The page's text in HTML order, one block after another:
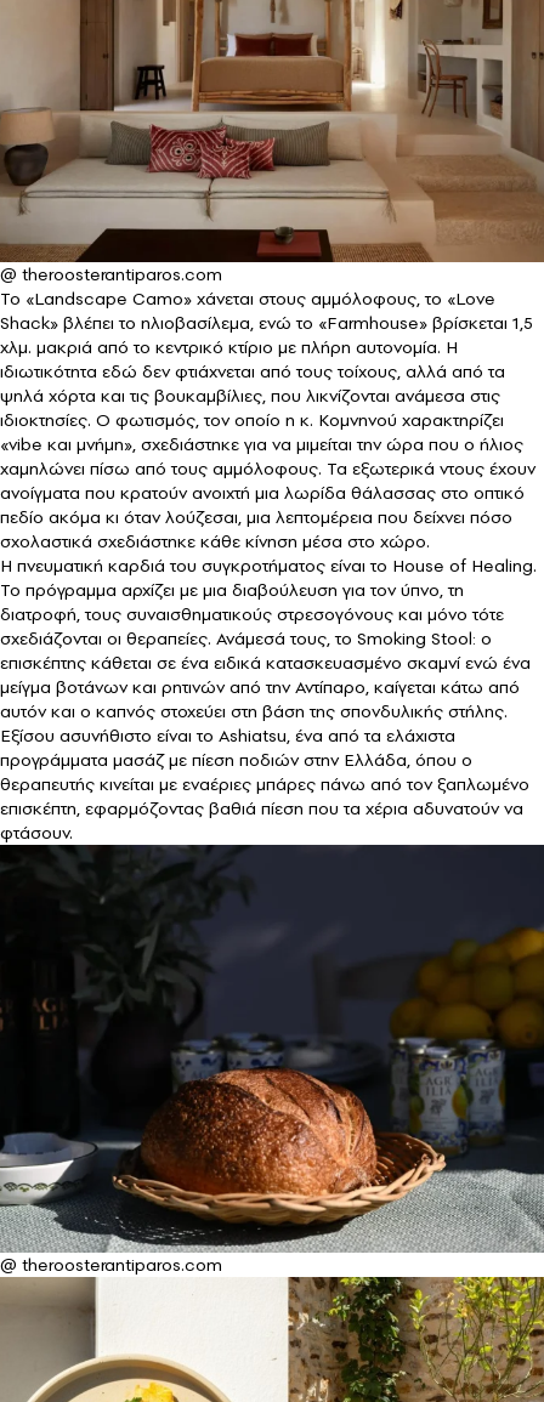
@ theroosterantiparos.com
Το «Landscape Camo» χάνεται στους αμμόλοφους, το «Love
Shack» βλέπει το ηλιοβασίλεμα, ενώ το «Farmhouse» βρίσκεται 1,5
χλμ. μακριά από το κεντρικό κτίριο με πλήρη αυτονομία. Η
ιδιωτικότητα εδώ δεν φτιάχνεται από τους τοίχους, αλλά από τα
ψηλά χόρτα και τις βουκαμβίλιες, που λικνίζονται ανάμεσα στις
ιδιοκτησίες. Ο φωτισμός, τον οποίο η κ. Κομνηνού χαρακτηρίζει
«vibe και μνήμη», σχεδιάστηκε για να μιμείται την ώρα που ο ήλιος
χαμηλώνει πίσω από τους αμμόλοφους. Τα εξωτερικά ντους έχουν
ανοίγματα που κρατούν ανοιχτή μια λωρίδα θάλασσας στο οπτικό
πεδίο ακόμα κι όταν λούζεσαι, μια λεπτομέρεια που δείχνει πόσο
σχολαστικά σχεδιάστηκε κάθε κίνηση μέσα στο χώρο.
Η πνευματική καρδιά του συγκροτήματος είναι το House of Healing.
Το πρόγραμμα αρχίζει με μια διαβούλευση για τον ύπνο, τη
διατροφή, τους συναισθηματικούς στρεσογόνους και μόνο τότε
σχεδιάζονται οι θεραπείες. Ανάμεσά τους, το Smoking Stool: ο
επισκέπτης κάθεται σε ένα ειδικά κατασκευασμένο σκαμνί ενώ ένα
μείγμα βοτάνων και ρητινών από την Αντίπαρο, καίγεται κάτω από
αυτόν και ο καπνός στοχεύει στη βάση της σπονδυλικής στήλης.
Εξίσου ασυνήθιστο είναι το Ashiatsu, ένα από τα ελάχιστα
προγράμματα μασάζ με πίεση ποδιών στην Ελλάδα, όπου ο
θεραπευτής κινείται με εναέριες μπάρες πάνω από τον ξαπλωμένο
επισκέπτη, εφαρμόζοντας βαθιά πίεση που τα χέρια αδυνατούν να
φτάσουν.
@ theroosterantiparos.com